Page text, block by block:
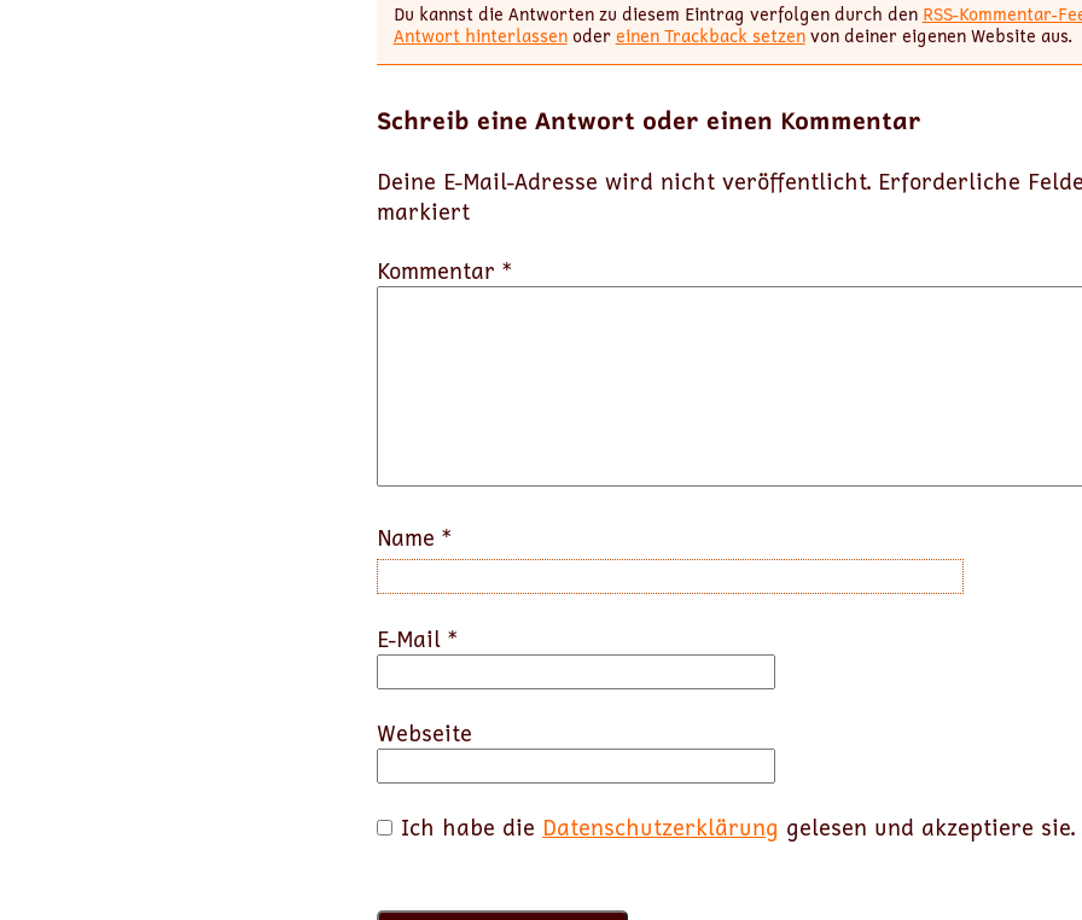
Du kannst die Antworten zu diesem Eintrag verfolgen durch den RSS-Kommentar-
Antwort hinterlassenodereinen Trackback setzenvon deiner eigenen Website aus.
Schreib eine Antwort oder einen Kommentar
Deine E-Mail-Adresse wird nicht veröffentlicht. Erforderliche
markiert
Kommentar *
Name *
E-Mail *
Webseite
Ich habe die Datenschutzerklärung gelesen und akzeptiere sie.